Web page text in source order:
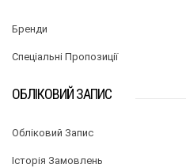
Бренди
Спеціальні Пропозиції
ОБЛІКОВИЙ ЗАПИС
Обліковий Запис
Історія Замовлень